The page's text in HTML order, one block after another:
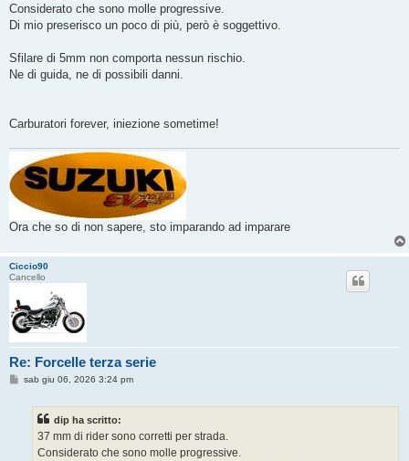
a
g
o
Considerato che sono molle progressive.
Di mio preserisco un poco di più, però è soggettivo.
Sfilare di 5mm non comporta nessun rischio.
Ne di guida, ne di possibili danni.
Carburatori forever, iniezione sometime!
Ora che so di non sapere, sto imparando ad imparare
Ciccio90
Cancello
Re: Forcelle terza serie
Msab giu 06, 2026 3:24 pm
dip ha scritto:
37 mm di rider sono corretti per strada.
Considerato che sono molle progressive.